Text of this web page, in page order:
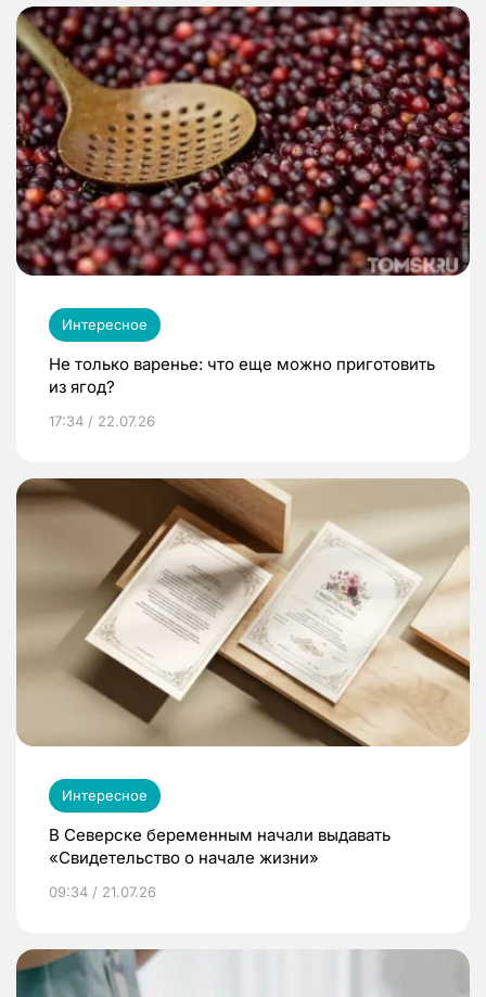
Интересное
Не только варенье: что еще можно приготовить
из ягод?
17:34 / 22.07.26
Интересное
В Северске беременным начали выдавать
«Свидетельство о начале жизни»
09:34 / 21.07.26